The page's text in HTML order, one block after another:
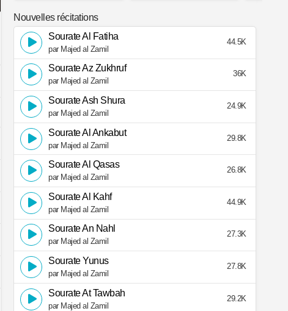
Nouvelles récitations
Sourate Al Fatiha
par Majed al Zamil
44.5K
Sourate Az Zukhruf
par Majed al Zamil
36K
Sourate Ash Shura
par Majed al Zamil
24.9K
Sourate Al Ankabut
par Majed al Zamil
29.8K
Sourate Al Qasas
par Majed al Zamil
26.8K
Sourate Al Kahf
par Majed al Zamil
44.9K
Sourate An Nahl
par Majed al Zamil
27.3K
Sourate Yunus
par Majed al Zamil
27.8K
Sourate At Tawbah
par Majed al Zamil
29.2K